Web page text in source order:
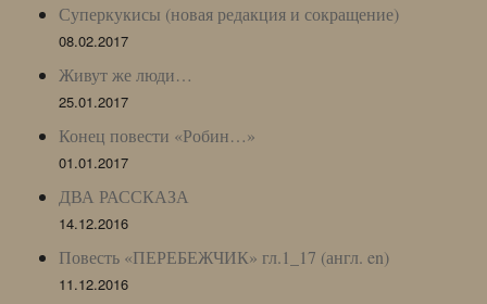
Суперкукисы (новая редакция и сокращение)
08.02.2017
Живут же люди…
25.01.2017
Конец повести «Робин…»
01.01.2017
ДВА РАССКАЗА
14.12.2016
Повесть «ПЕРЕБЕЖЧИК» гл.1_17 (англ. en)
11.12.2016